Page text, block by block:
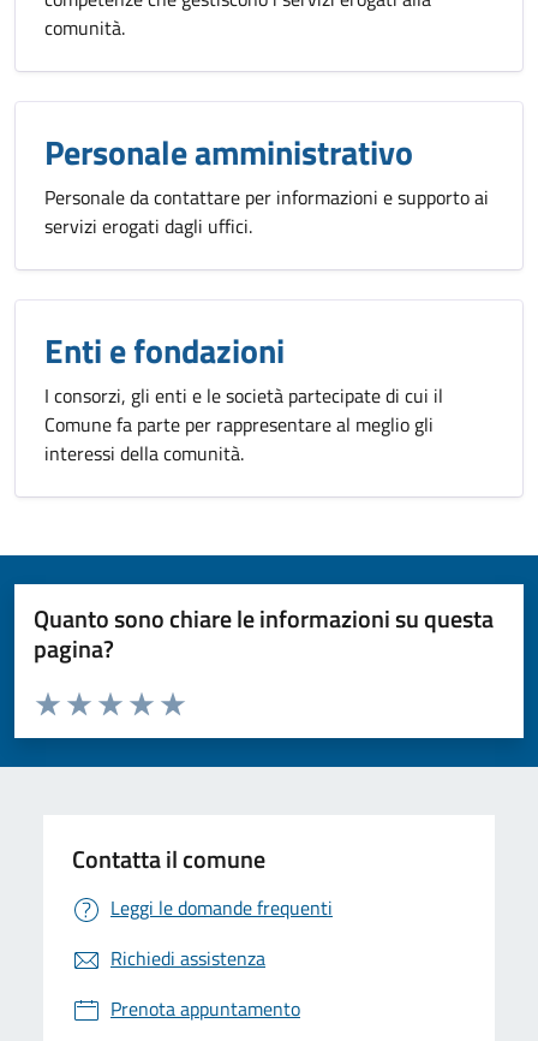
comunità.
Personale amministrativo
Personale da contattare per informazioni e supporto ai
servizi erogati dagli uffici.
Enti e fondazioni
I consorzi, gli enti e le società partecipate di cui il
Comune fa parte per rappresentare al meglio gli
interessi della comunità.
Quanto sono chiare le informazioni su questa
pagina?
Valuta da 1 a 5 stelle la pagina
Valuta 5 stelle su 5
Valuta 4 stelle su 5
Valuta 3 stelle su 5
Valuta 2 stelle su 5
Valuta 1 stelle su 5
Contatta il comune
Leggi le domande frequenti
Richiedi assistenza
Prenota appuntamento